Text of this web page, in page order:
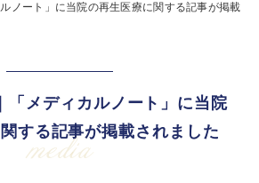
ノート」に当院の再生医療に関する記事が掲載
「メディカルノート」に当院
する記事が掲載されました
media